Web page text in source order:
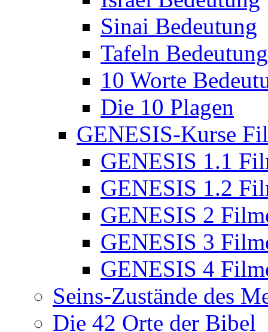
Sinai Bedeutung
Tafeln Bedeutung
10 Worte
Die 10 Plagen
GENESIS-Kurse
GENESIS 1.1
GENESIS 1.2
GENESIS 2
GENESIS 3
GENESIS 4
Seins-Zustände des
Die 42 Orte der Bibel